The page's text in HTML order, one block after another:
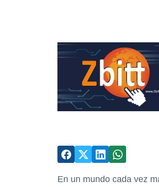
En un mundo cada vez